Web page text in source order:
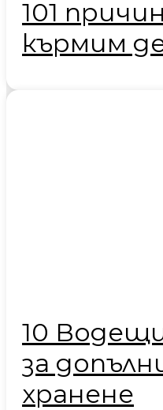
101
кърмим
10
за
хранене